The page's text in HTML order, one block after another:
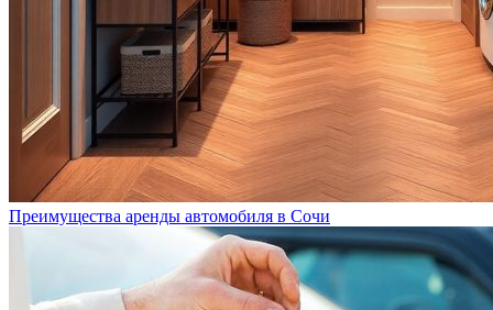
Преимущества аренды автомобиля в Сочи